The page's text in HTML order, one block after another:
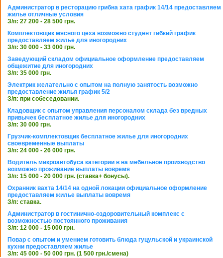
Администратор в ресторацию грибна хата график 14/14 предоставляем
жилье отличные условия
З/п: 27 200 - 28 500 грн.
Комплектовщик мясного цеха возможно студент гибкий график
предоставляем жилье для иногородних
З/п: 30 000 - 33 000 грн.
Заведующий складом официальное оформление предоставляем
общежитие для иногородних
З/п: 35 000 грн.
Электрик желательно с опытом на полную занятость возможно
предоставление жилья график 5/2
З/п: при собеседовании.
Кладовщик с опытом управления персоналом склада без вредных
привычек бесплатное жилье для иногородних
З/п: 30 000 грн.
Грузчик-комплектовщик бесплатное жилье для иногородних
своевременные выплаты
З/п: 24 000 - 26 000 грн.
Водитель микроавтобуса категории в на мебельное производство
возможно проживание выплаты вовремя
З/п: 15 000 - 20 000 грн. (ставка+ бонусы).
Охранник вахта 14/14 на одной локации официальное оформление
предоставляем жилье выплаты вовремя
З/п: ставка.
Администратор в гостинично-оздоровительный комплекс с
возможностью постоянного проживания
З/п: 12 000 - 15 000 грн.
Повар с опытом и умением готовить блюда гуцульской и украинской
кухни предоставляем жилье
З/п: 45 000 - 50 000 грн. (1 500 грн./смена)